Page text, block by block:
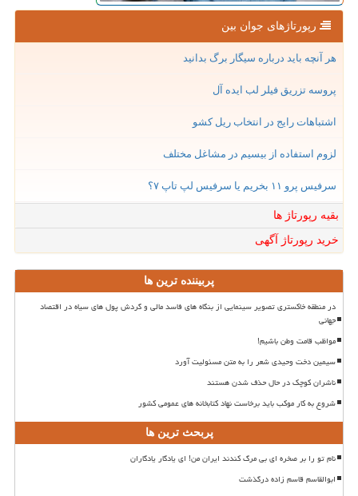
رپورتاژهای جوان بین
هر آنچه باید درباره سیگار برگ بدانید
پروسه تزریق فیلر لب ایده آل
اشتباهات رایج در انتخاب ریل کشو
لزوم استفاده از بیسیم در مشاغل مختلف
سرفیس پرو ۱۱ بخریم یا سرفیس لپ تاپ ۷؟
بقیه رپورتاژ ها
خرید رپورتاژ آگهی
پربیننده ترین ها
در منطقه خاکستری تصویر سینمایی از بنگاه های فاسد مالی و گردش پول های سیاه در اقتصاد
جهانی
مواظب قامت وطن باشیم!
سیمین دخت وحیدی شعر را به متن مسئولیت آورد
ناشران کوچک در حال حذف شدن هستند
شروع به کار موکب باید برخاست نهاد کتابخانه های عمومی کشور
پربحث ترین ها
نام تو را بر صخره ای بی مرگ کندند ایران من! ای یادگار یادگاران
ابوالقاسم قاسم زاده درگذشت